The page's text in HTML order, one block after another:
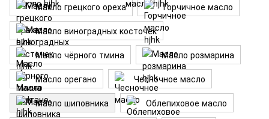
Масло грецкого ореха
Горчичное масло
Масло виноградных косточек
Масло чёрного тмина
Масло розмарина
Масло орегано
Чесночное масло
Масло шиповника
Облепиховое масло